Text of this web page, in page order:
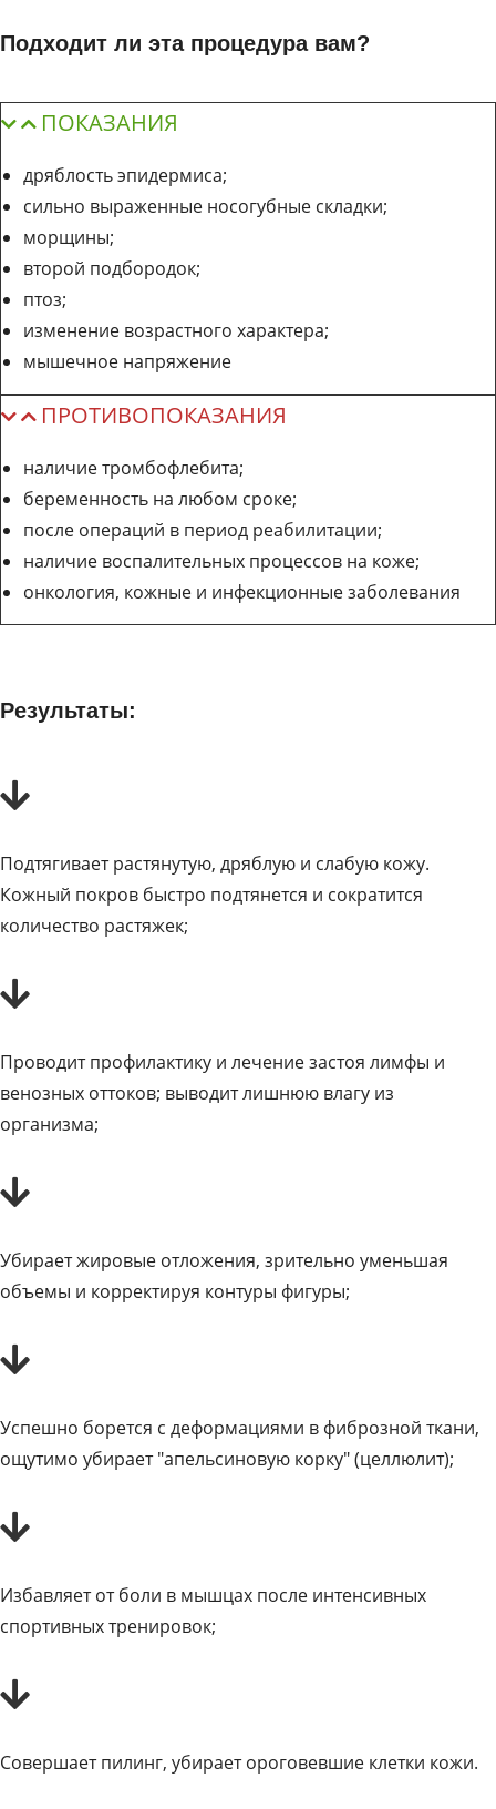
Подходит ли эта процедура вам?
ПОКАЗАНИЯ
дряблость эпидермиса;
сильно выраженные носогубные складки;
морщины;
второй подбородок;
птоз;
изменение возрастного характера;
мышечное напряжение
ПРОТИВОПОКАЗАНИЯ
наличие тромбофлебита;
беременность на любом сроке;
после операций в период реабилитации;
наличие воспалительных процессов на коже;
онкология, кожные и инфекционные заболевания
Результаты:
Подтягивает растянутую, дряблую и слабую кожу.
Кожный покров быстро подтянется и сократится
количество растяжек;
Проводит профилактику и лечение застоя лимфы и
венозных оттоков; выводит лишнюю влагу из
организма;
Убирает жировые отложения, зрительно уменьшая
объемы и корректируя контуры фигуры;
Успешно борется с деформациями в фиброзной ткани,
ощутимо убирает "апельсиновую корку" (целлюлит);
Избавляет от боли в мышцах после интенсивных
спортивных тренировок;
Совершает пилинг, убирает ороговевшие клетки кожи.